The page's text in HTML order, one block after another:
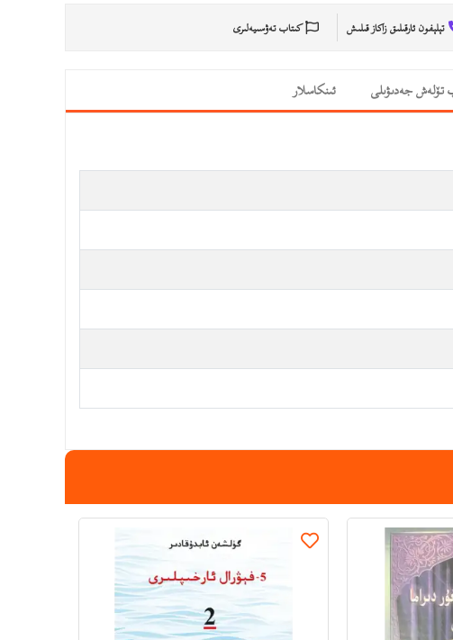
تېلېفون ئارقىلىق زاكاز قىلىش كىتاب تەۋسىيەلىرى
تۆلەش جەدىۋىلى ئىنكاسلار